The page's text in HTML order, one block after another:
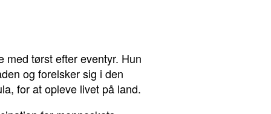
med tørst efter eventyr. Hun
og forelsker sig i den
for at opleve livet på land.